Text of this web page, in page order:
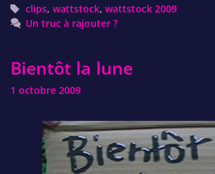
Tags
clips, wattstock, wattstock 2009
Un truc à rajouter ?
Bientôt la lune
1 octobre 2009